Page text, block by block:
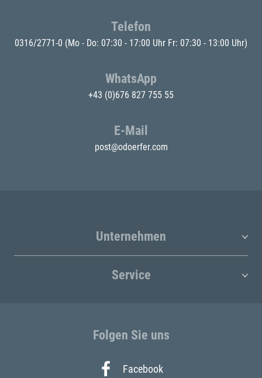
Telefon
0316/2771-0 (Mo - Do: 07:30 - 17:00 Uhr Fr: 07:30 - 13:00 Uhr)
WhatsApp
+43 (0)676 827 755 55
E-Mail
post@odoerfer.com
Unternehmen
Service
Folgen Sie uns
Facebook